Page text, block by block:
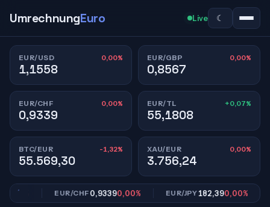
UmrechnungEuro Live ☾
EUR/USD 0,00%
1,1558
EUR/GBP 0,00%
0,8567
EUR/CHF 0,00%
0,9339
EUR/TL +0,07%
55,1808
BTC/EUR -1,32%
55.569,30
XAU/EUR 0,00%
3.756,24
EUR/CHF0,93390,00% EUR/JPY182,390,00%